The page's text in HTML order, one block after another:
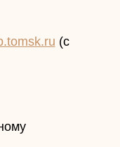
(с